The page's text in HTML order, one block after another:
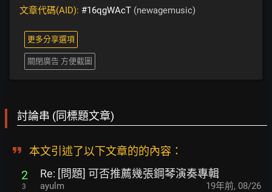
文章代碼(AID): #16qgWAcT (newagemusic)
更多分享選項
關閉廣告 方便截圖
討論串 (同標題文章)
本文引述了以下文章的的內容：
2
3
Re: [問題] 可否推薦幾張鋼琴演奏專輯
ayulm 19年前, 08/26